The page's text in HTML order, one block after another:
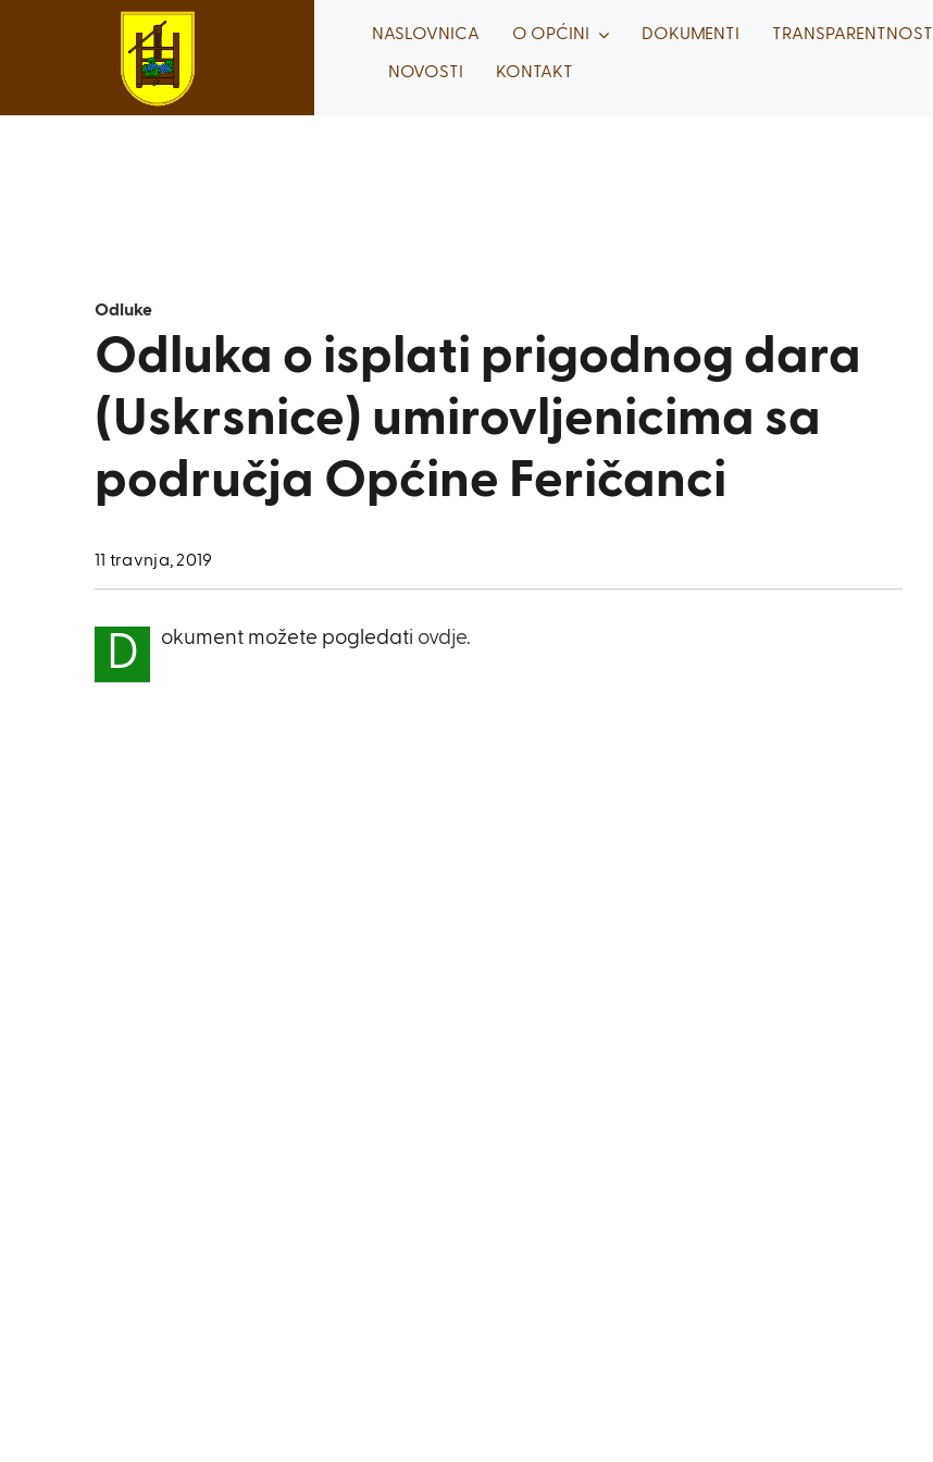
NASLOVNICA O OPĆINI DOKUMENTI TRANSPARENTNOST
NOVOSTI KONTAKT
Odluke
Odluka o isplati prigodnog dara
(Uskrsnice) umirovljenicima sa
područja Općine Feričanci
11 travnja, 2019
D okument možete pogledati ovdje.